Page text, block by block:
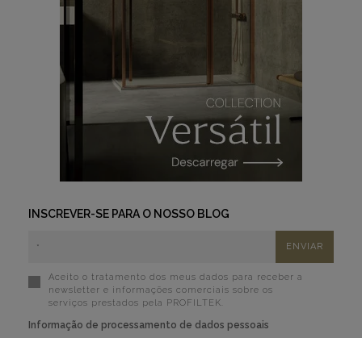
INSCREVER-SE PARA O NOSSO BLOG
Aceito o tratamento dos meus dados para receber a
newsletter e informações comerciais sobre os
serviços prestados pela PROFILTEK.
Informação de processamento de dados pessoais